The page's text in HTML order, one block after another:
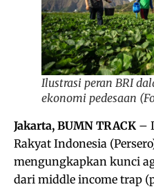
Ilustrasi peran BRI
ekonomi pedesaan
Jakarta, BUMN TRACK –
Rakyat Indonesia
mengungkapkan kunci
dari middle income trap